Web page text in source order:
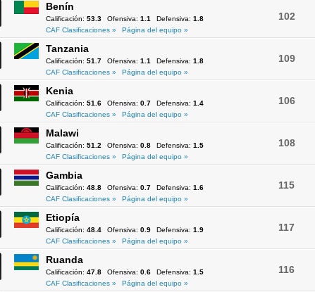
Benín
Calificación: 53.3 Ofensiva: 1.1 Defensiva: 1.8
CAF Clasificaciones »
Página del equipo »
102
Tanzania
Calificación: 51.7 Ofensiva: 1.1 Defensiva: 1.8
CAF Clasificaciones »
Página del equipo »
109
Kenia
Calificación: 51.6 Ofensiva: 0.7 Defensiva: 1.4
CAF Clasificaciones »
Página del equipo »
106
Malawi
Calificación: 51.2 Ofensiva: 0.8 Defensiva: 1.5
CAF Clasificaciones »
Página del equipo »
108
Gambia
Calificación: 48.8 Ofensiva: 0.7 Defensiva: 1.6
CAF Clasificaciones »
Página del equipo »
115
Etiopía
Calificación: 48.4 Ofensiva: 0.9 Defensiva: 1.9
CAF Clasificaciones »
Página del equipo »
117
Ruanda
Calificación: 47.8 Ofensiva: 0.6 Defensiva: 1.5
CAF Clasificaciones »
Página del equipo »
116